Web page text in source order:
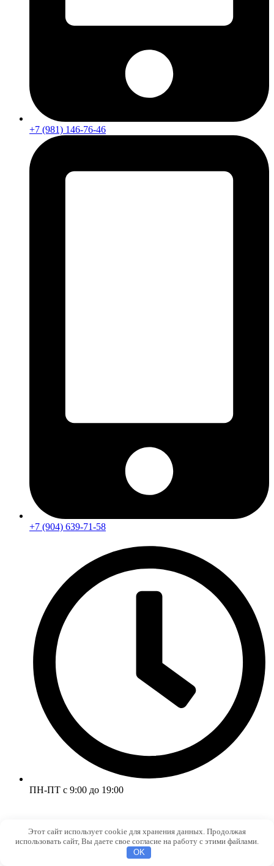
+7 (981) 146-76-46
+7 (904) 639-71-58
ПН-ПТ с 9:00 до 19:00
Этот сайт использует cookie для хранения данных. Продолжая
использовать сайт, Вы даете свое согласие на работу с этими файлами.
OK